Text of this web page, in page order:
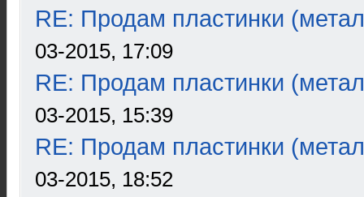
RE: Продам пластинки
03-2015, 17:09
RE: Продам пластинки
03-2015, 15:39
RE: Продам пластинки
03-2015, 18:52